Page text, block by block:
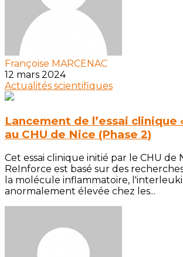
Françoise MARCENAC
12 mars 2024
Actualités scientifiques
Lancement de l’essai clinique
au CHU de Nice (Phase 2)
Cet essai clinique initié par le CHU de
ReInforce est basé sur des
la molécule inflammatoire,
anormalement élevée chez les...